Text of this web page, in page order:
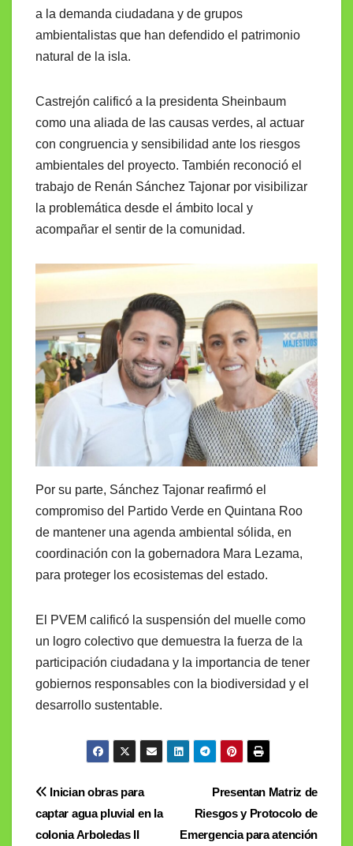
a la demanda ciudadana y de grupos
ambientalistas que han defendido el patrimonio
natural de la isla.
Castrejón calificó a la presidenta Sheinbaum
como una aliada de las causas verdes, al actuar
con congruencia y sensibilidad ante los riesgos
ambientales del proyecto. También reconoció el
trabajo de Renán Sánchez Tajonar por visibilizar
la problemática desde el ámbito local y
acompañar el sentir de la comunidad.
Por su parte, Sánchez Tajonar reafirmó el
compromiso del Partido Verde en Quintana Roo
de mantener una agenda ambiental sólida, en
coordinación con la gobernadora Mara Lezama,
para proteger los ecosistemas del estado.
El PVEM calificó la suspensión del muelle como
un logro colectivo que demuestra la fuerza de la
participación ciudadana y la importancia de tener
gobiernos responsables con la biodiversidad y el
desarrollo sustentable.
Navegación
de
Presentan Matriz de
Riesgos y Protocolo de
Emergencia para atención
Inician obras para
captar agua pluvial en la
colonia Arboledas II